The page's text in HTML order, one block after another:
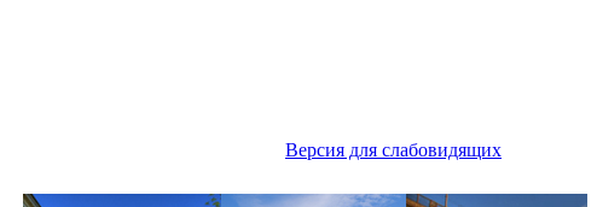
Версия для слабовидящих